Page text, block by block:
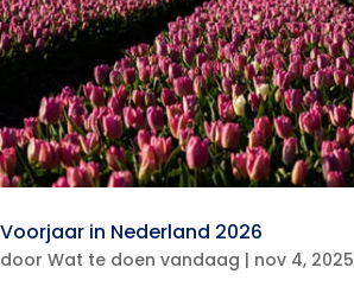
Voorjaar in Nederland 2026
door Wat te doen vandaag | nov 4, 2025